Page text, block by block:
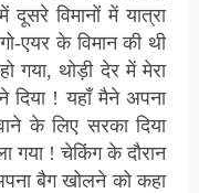
विमानों में यात्रा
एयर के विमान की थी
गया, थोड़ी देर में मेरा
! यहाँ मैने अपना
के लिए सरका दिया
! चेकिंग के दौरान
बैग खोलने को कहा